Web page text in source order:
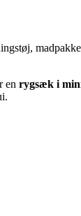
en rygsæk i